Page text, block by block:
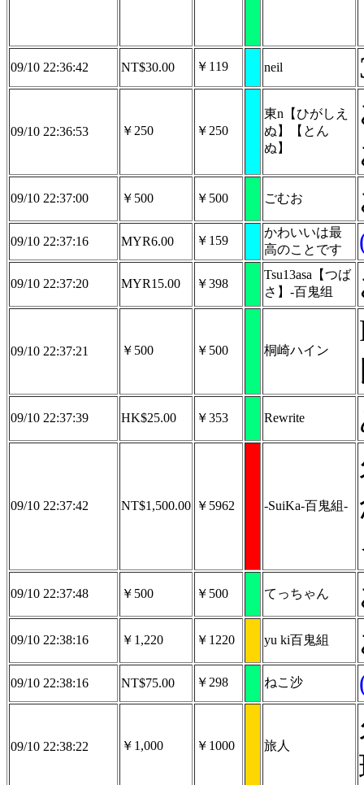
09/10 22:36:42 NT$30.00 ￥119 neil
09/10 22:36:53 ￥250 ￥250
東n【ひがしえ
ぬ】【とん
ぬ】
09/10 22:37:00 ￥500 ￥500 ごむお
09/10 22:37:16 MYR6.00 ￥159
かわいいは最
高のことです
09/10 22:37:20 MYR15.00 ￥398
Tsu13asa【つば
さ】-百鬼组
09/10 22:37:21 ￥500 ￥500 桐崎ハイン
09/10 22:37:39 HK$25.00 ￥353 Rewrite
09/10 22:37:42 NT$1,500.00 ￥5962 -SuiKa-百鬼組-
09/10 22:37:48 ￥500 ￥500 てっちゃん
09/10 22:38:16 ￥1,220 ￥1220 yu ki百鬼組
09/10 22:38:16 NT$75.00 ￥298 ねこ沙
09/10 22:38:22 ￥1,000 ￥1000 旅人